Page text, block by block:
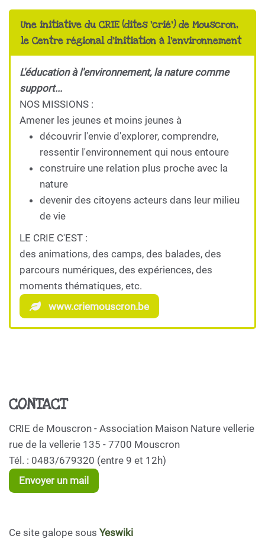
Une initiative du CRIE (dites 'crié') de Mouscron,
le Centre régional d'initiation à l'environnement
L'éducation à l'environnement, la nature comme
support...
NOS MISSIONS :
Amener les jeunes et moins jeunes à
découvrir l'envie d'explorer, comprendre,
ressentir l'environnement qui nous entoure
construire une relation plus proche avec la
nature
devenir des citoyens acteurs dans leur milieu
de vie
LE CRIE C'EST :
des animations, des camps, des balades, des
parcours numériques, des expériences, des
moments thématiques, etc.
www.criemouscron.be
CONTACT
CRIE de Mouscron - Association Maison Nature vellerie
rue de la vellerie 135 - 7700 Mouscron
Tél. : 0483/679320 (entre 9 et 12h)
Envoyer un mail
Ce site galope sous Yeswiki